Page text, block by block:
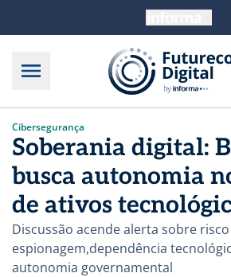
Cibersegurança
Soberania digital:
busca autonomia
de ativos
Discussão acende alerta sobre
espionagem,dependência
autonomia governamental